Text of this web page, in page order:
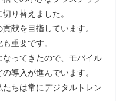
り替えました。
献を目指しています。
重要です。
ってきたので、モバイル
導入が進んでいます。
ちは常にデジタルトレン